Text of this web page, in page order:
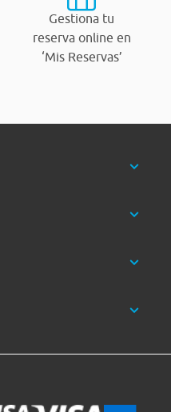
Gestiona tu
reserva online en
‘Mis Reservas’